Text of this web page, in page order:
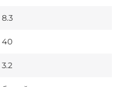
8.3
40
3.2